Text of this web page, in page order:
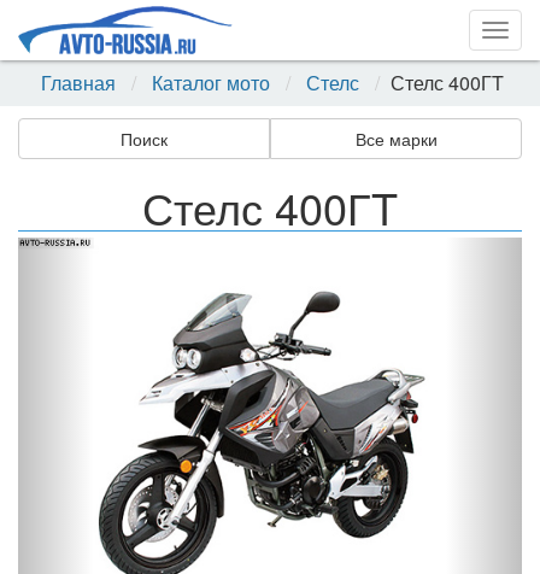
Главная
Каталог мото Стелс Стелс 400ГT
Поиск Все марки
Стелс 400ГT
Назад